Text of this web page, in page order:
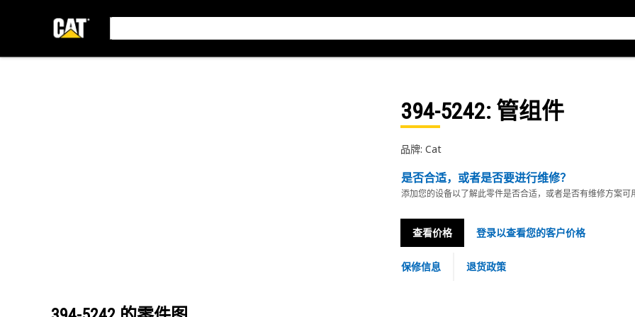
394-5242: 管组件
品牌: Cat
是否合适，或者是否要进行维修？
添加您的设备以了解此零件是否合适，或者是否有维修方案可
查看价格 登录以查看您的客户价格
保修信息 退货政策